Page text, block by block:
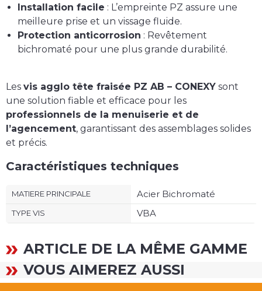
Installation facile : L’empreinte PZ assure une
meilleure prise et un vissage fluide.
Protection anticorrosion : Revêtement
bichromaté pour une plus grande durabilité.
Les vis agglo tête fraisée PZ AB – CONEXY sont
une solution fiable et efficace pour les
professionnels de la menuiserie et de
l’agencement, garantissant des assemblages solides
et précis.
Caractéristiques techniques
MATIERE PRINCIPALE Acier Bichromaté
TYPE VIS VBA
ARTICLE DE LA MÊME GAMME
VOUS AIMEREZ AUSSI